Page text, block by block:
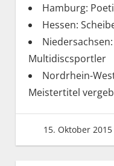
Hamburg:
Hessen:
Multidiscsportler
Nordrhein-
Meistertitel
15. Oktober 2015